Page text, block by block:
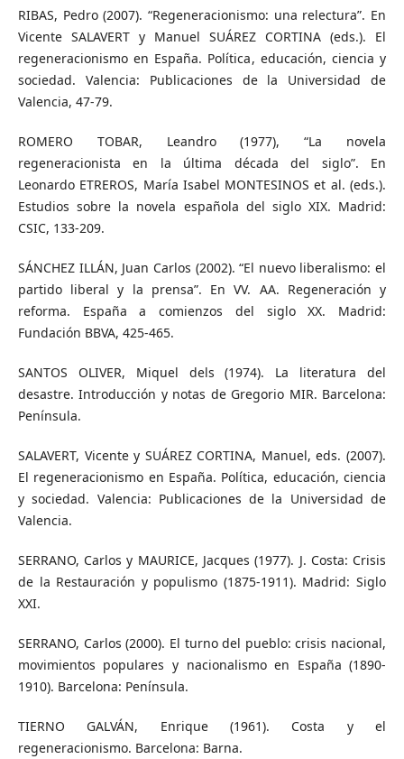
RIBAS, Pedro (2007). “Regeneracionismo: una relectura”. En
Vicente SALAVERT y Manuel SUÁREZ CORTINA (eds.). El
regeneracionismo en España. Política, educación, ciencia y
sociedad. Valencia: Publicaciones de la Universidad de
Valencia, 47-79.
ROMERO TOBAR, Leandro (1977), “La novela
regeneracionista en la última década del siglo”. En
Leonardo ETREROS, María Isabel MONTESINOS et al. (eds.).
Estudios sobre la novela española del siglo XIX. Madrid:
CSIC, 133-209.
SÁNCHEZ ILLÁN, Juan Carlos (2002). “El nuevo liberalismo: el
partido liberal y la prensa”. En VV. AA. Regeneración y
reforma. España a comienzos del siglo XX. Madrid:
Fundación BBVA, 425-465.
SANTOS OLIVER, Miquel dels (1974). La literatura del
desastre. Introducción y notas de Gregorio MIR. Barcelona:
Península.
SALAVERT, Vicente y SUÁREZ CORTINA, Manuel, eds. (2007).
El regeneracionismo en España. Política, educación, ciencia
y sociedad. Valencia: Publicaciones de la Universidad de
Valencia.
SERRANO, Carlos y MAURICE, Jacques (1977). J. Costa: Crisis
de la Restauración y populismo (1875-1911). Madrid: Siglo
XXI.
SERRANO, Carlos (2000). El turno del pueblo: crisis nacional,
movimientos populares y nacionalismo en España (1890-
1910). Barcelona: Península.
TIERNO GALVÁN, Enrique (1961). Costa y el
regeneracionismo. Barcelona: Barna.